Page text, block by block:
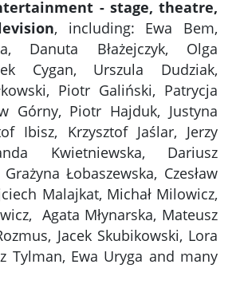
- stage, theatre,
, including: Ewa Bem,
Danuta Błażejczyk, Olga
Cygan, Urszula Dudziak,
Piotr Galiński, Patrycja
Górny, Piotr Hajduk, Justyna
Ibisz, Krzysztof Jaślar, Jerzy
Kwietniewska, Dariusz
Łobaszewska, Czesław
Malajkat, Michał Milowicz,
Agata Młynarska, Mateusz
Jacek Skubikowski, Lora
Tylman, Ewa Uryga and many